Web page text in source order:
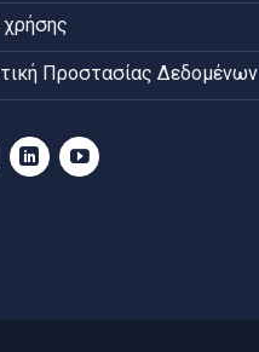
Προστασίας Δεδομένων